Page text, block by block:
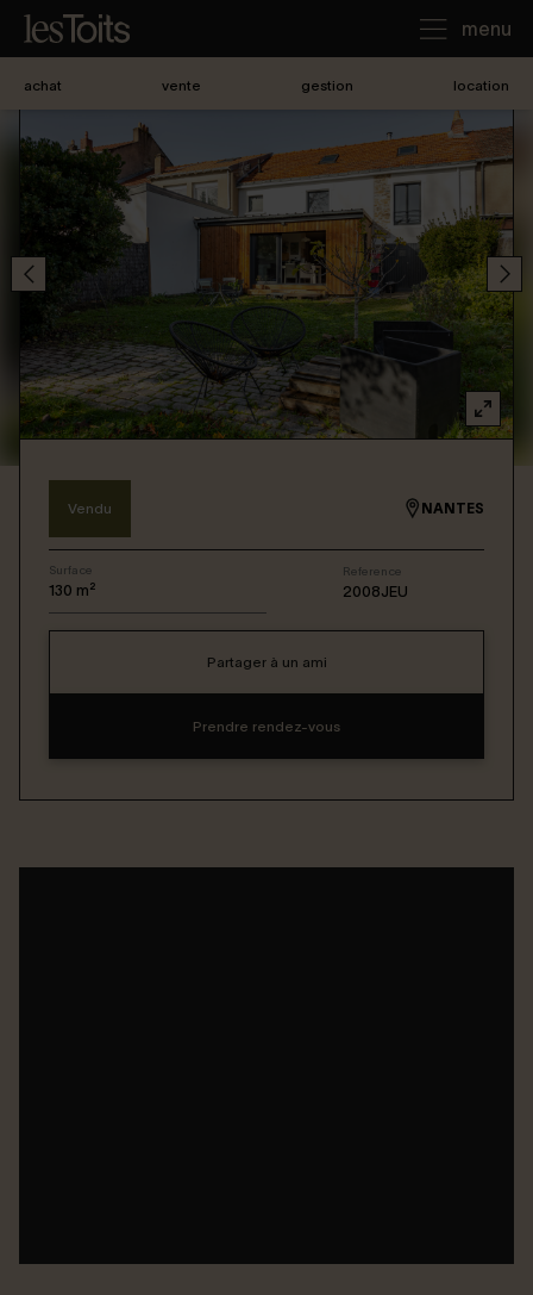
menu
Je loue
Notre agence
Connexion / Inscription
achat vente gestion location
Vendu NANTES
Surface
130 m²
Reference
2008JEU
Partager à un ami
Prendre rendez-vous